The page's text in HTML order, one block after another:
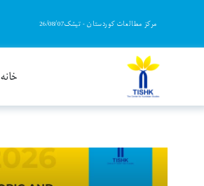
مرکز مطالعات کوردستان - تیشک26/08/07
خانه